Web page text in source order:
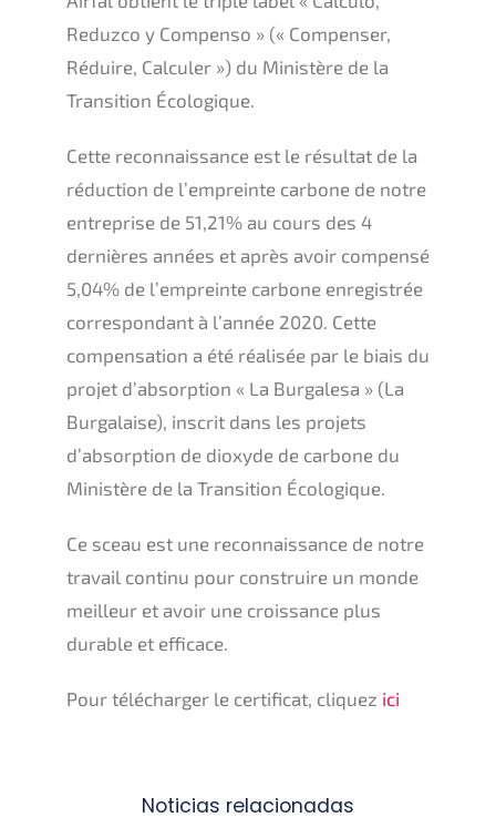
Reduzco y Compenso » (« Compenser,
Réduire, Calculer ») du Ministère de la
Transition Écologique.
Cette reconnaissance est le résultat de la
réduction de l’empreinte carbone de notre
entreprise de 51,21% au cours des 4
dernières années et après avoir compensé
5,04% de l’empreinte carbone enregistrée
correspondant à l’année 2020. Cette
compensation a été réalisée par le biais du
projet d’absorption « La Burgalesa » (La
Burgalaise), inscrit dans les projets
d’absorption de dioxyde de carbone du
Ministère de la Transition Écologique.
Ce sceau est une reconnaissance de notre
travail continu pour construire un monde
meilleur et avoir une croissance plus
durable et efficace.
Pour télécharger le certificat, cliquez ici
Noticias relacionadas